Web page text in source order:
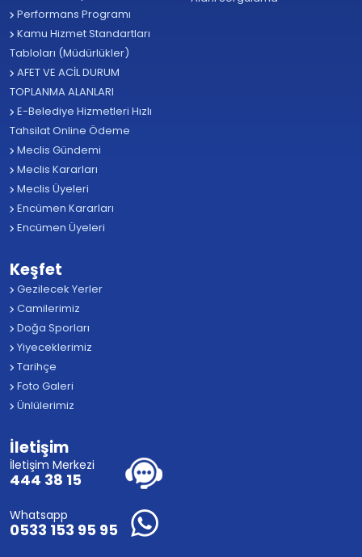
Performans Programı
Kamu Hizmet Standartları
Tabloları (Müdürlükler)
AFET VE ACİL DURUM
TOPLANMA ALANLARI
E-Belediye Hizmetleri Hızlı
Tahsilat Online Ödeme
Meclis Gündemi
Meclis Kararları
Meclis Üyeleri
Encümen Kararları
Encümen Üyeleri
Keşfet
Gezilecek Yerler
Camilerimiz
Doğa Sporları
Yiyeceklerimiz
Tarihçe
Foto Galeri
Ünlülerimiz
İletişim
İletişim Merkezi
444 38 15
Whatsapp
0533 153 95 95